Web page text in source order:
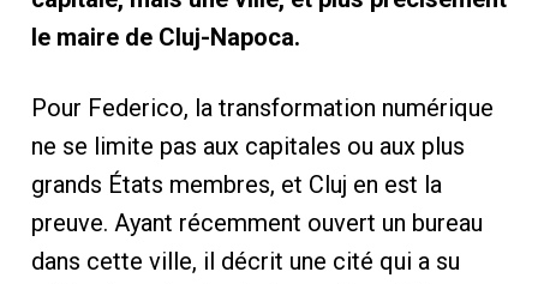
le maire de Cluj-Napoca.
Pour Federico, la transformation numérique
ne se limite pas aux capitales ou aux plus
grands États membres, et Cluj en est la
preuve. Ayant récemment ouvert un bureau
dans cette ville, il décrit une cité qui a su